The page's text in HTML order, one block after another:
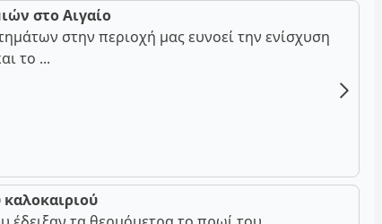
στο Αιγαίο
στην περιοχή μας ευνοεί την ενίσχυση
το ...